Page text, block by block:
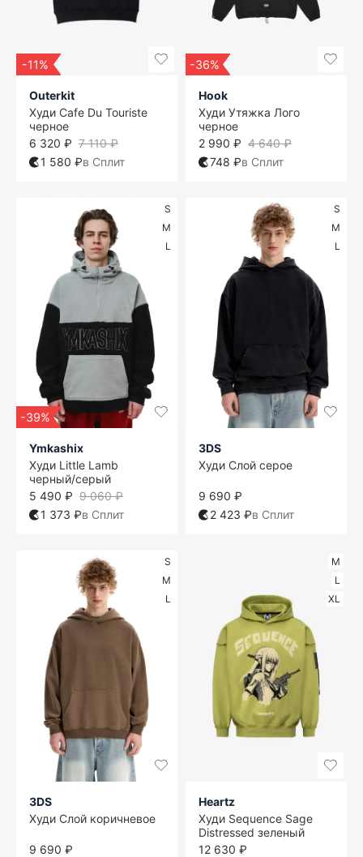
-11%
Outerkit
Худи Cafe Du Touriste
черное
7 110 ₽
6 320 ₽
1 580 ₽в Сплит
-36%
Hook
Худи Утяжка Лого
черное
4 640 ₽
2 990 ₽
748 ₽в Сплит
S
M
L
-39%
Ymkashix
Худи Little Lamb
черный/серый
9 060 ₽
5 490 ₽
1 373 ₽в Сплит
S
M
L
3DS
Худи Слой серое
9 690 ₽
2 423 ₽в Сплит
S
M
L
3DS
Худи Слой коричневое
9 690 ₽
M
L
XL
Heartz
Худи Sequence Sage
Distressed зеленый
12 630 ₽